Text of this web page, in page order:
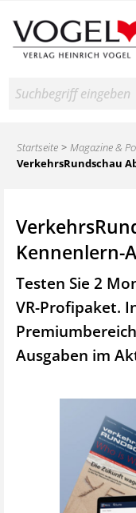
Suche
Startseite
Magazine &
VerkehrsRundschau
Kennenlern-
Testen Sie 2
VR-Profipaket.
Ausgaben im